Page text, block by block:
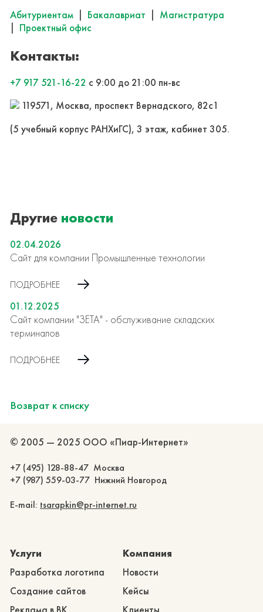
Абитуриентам | Бакалавриат | Магистратура
| Проектный офис
Контакты:
+7 917 521-16-22 с 9:00 до 21:00 пн-вс
119571, Москва, проспект Вернадского, 82с1
(5 учебный корпус РАНХиГС), 3 этаж, кабинет 305.
Другие новости
02.04.2026
Сайт для компании Промышленные технологии
ПОДРОБНЕЕ
01.12.2025
Сайт компании "ЗЕТА" - обслуживание складских
терминалов
ПОДРОБНЕЕ
Возврат к списку
© 2005 — 2025 ООО «Пиар-Интернет»
+7 (495) 128-88-47 Москва
+7 (987) 559-03-77 Нижний Новгород
E-mail: tsarapkin@pr-internet.ru
Услуги
Разработка логотипа
Создание сайтов
Компания
Новости
Кейсы